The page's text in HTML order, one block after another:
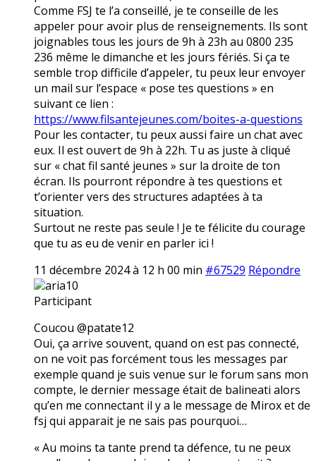
Comme FSJ te l’a conseillé, je te conseille de les
appeler pour avoir plus de renseignements. Ils sont
joignables tous les jours de 9h à 23h au 0800 235
236 même le dimanche et les jours fériés. Si ça te
semble trop difficile d’appeler, tu peux leur envoyer
un mail sur l’espace « pose tes questions » en
suivant ce lien :
https://www.filsantejeunes.com/boites-a-questions
Pour les contacter, tu peux aussi faire un chat avec
eux. Il est ouvert de 9h à 22h. Tu as juste à cliqué
sur « chat fil santé jeunes » sur la droite de ton
écran. Ils pourront répondre à tes questions et
t’orienter vers des structures adaptées à ta
situation.
Surtout ne reste pas seule ! Je te félicite du courage
que tu as eu de venir en parler ici !
11 décembre 2024 à 12 h 00 min #67529 Répondre
aria10
Participant
Coucou @patate12
Oui, ça arrive souvent, quand on est pas connecté,
on ne voit pas forcément tous les messages par
exemple quand je suis venue sur le forum sans mon
compte, le dernier message était de balineati alors
qu’en me connectant il y a le message de Mirox et de
fsj qui apparait je ne sais pas pourquoi…
« Au moins ta tante prend ta défence, tu ne peux